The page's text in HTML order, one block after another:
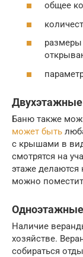
общее
размеры
Двухэтажные
Баню также
может быть
с крышами в
смотрятся на
этаже делаются
можно
Одноэтажные
Наличие
хозяйстве.
собираться